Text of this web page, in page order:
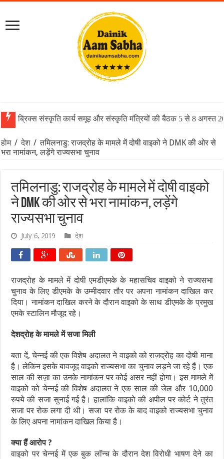
ब्रिक्स संस्कृति कार्य समूह और संस्कृति मंत्रियों की बैठक 5 से 8 अगस्त
होम / देश / तमिलनाडु: राजद्रोह के मामले में दोषी वाइको ने DMK की ओर से
भरा नामांकन, लड़ेंगे राज्यसभा चुनाव
तमिलनाडु: राजद्रोह के मामले में दोषी वाइको
ने DMK की ओर से भरा नामांकन, लड़ेंगे
राज्यसभा चुनाव
July 6, 2019 देश
राजद्रोह के मामले में दोषी एमडीएमके के महासचिव वाइको ने राज्यसभा
चुनाव के लिए डीएमके के उम्मीदवार तौर पर अपना नामांकन दाखिल कर
दिया। नामांकन दाखिल करने के दौरान वाइको के साथ डीएमके के प्रमुख
एमके स्टालिन मौजूद रहे।
देशद्रोह के मामले में सजा मिली
बता दें, चेन्नई की एक विशेष अदालत ने वाइको को राजद्रोह का दोषी माना
है। लेकिन इसके बावजूद वाइको राज्यसभा का चुनाव लड़ने जा रहे हैं। एक
साल की सज़ा का उनके नामांकन पर कोई असर नहीं होगा। इस मामले में
वाइको को चेन्नई की विशेष अदालत ने एक साल की जेल और 10,000
रुपये की सजा सुनाई गई है। हालांकि वाइको की अपील पर कोर्ट ने तुरंत
सजा पर रोक लगा दी थी। सजा पर रोक के बाद वाइको राज्यसभा चुनाव
के लिए अपना नामांकन दाखिल किया है।
क्या हैं आरोप ?
वाइको पर चेन्नई में एक बुक लॉन्च के दौरान देश विरोधी भाषण देने का